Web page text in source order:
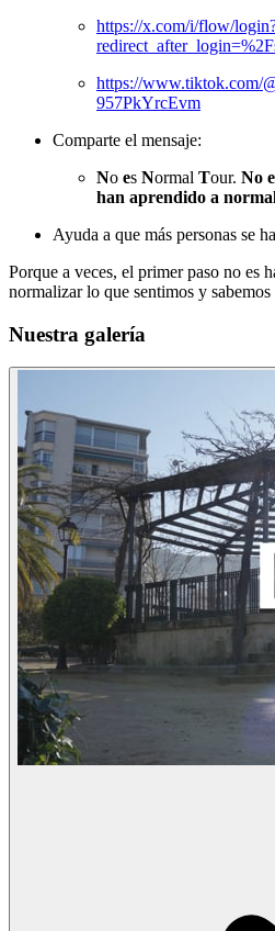
https://x.com/i/flow/
https://www.tiktok.com/
957PkYrcEvm
Comparte el mensaje:
No es Normal Tour. No
han aprendido a
Ayuda a que más personas se
Porque a veces, el primer paso no es
normalizar lo que sentimos y
Nuestra galería